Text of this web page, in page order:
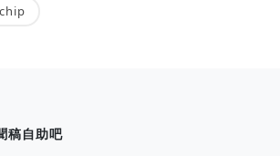
稿自助吧